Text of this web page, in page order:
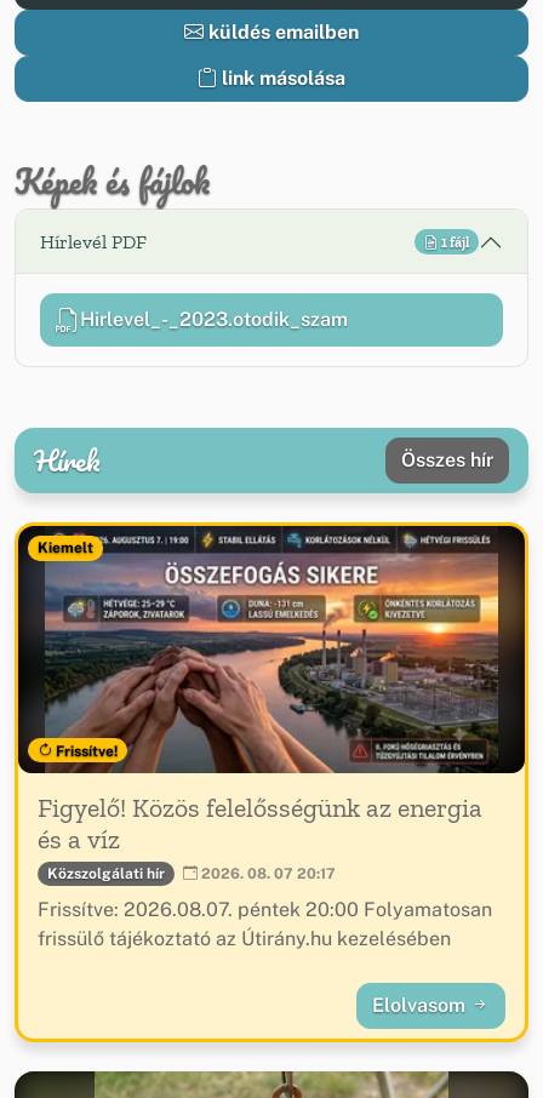
küldés emailben
link másolása
Képek és fájlok
Hírlevél PDF 1 fájl
Hirlevel_-_2023.otodik_szam
Hírek Összes hír
Kiemelt
Frissítve!
Figyelő! Közös felelősségünk az energia
és a víz
Közszolgálati hír 2026. 08. 07 20:17
Frissítve: 2026.08.07. péntek 20:00 Folyamatosan
frissülő tájékoztató az Útirány.hu kezelésében
Elolvasom